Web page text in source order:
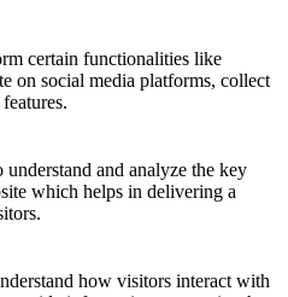
certain functionalities like
on social media platforms, collect
understand and analyze the key
which helps in delivering a
how visitors interact with